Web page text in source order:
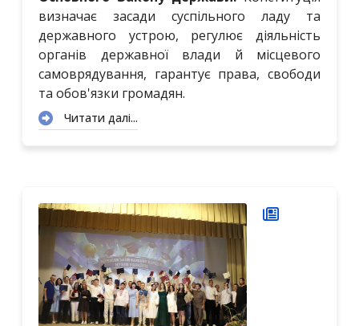
визначає засади суспільного ладу та
державного устрою, регулює діяльність
органів державної влади й місцевого
самоврядування, гарантує права, свободи
та обов'язки громадян.
Читати далі...